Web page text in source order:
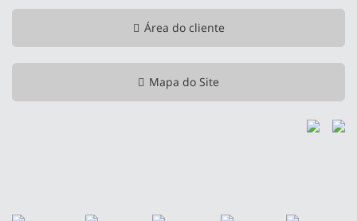
Área do cliente
Mapa do Site